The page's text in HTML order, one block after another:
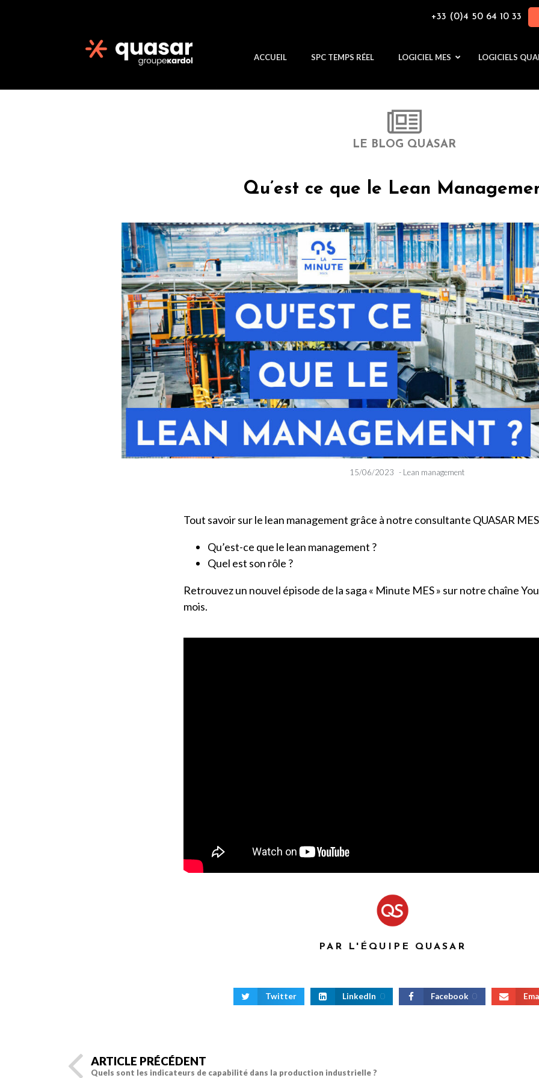
+33 (0)4 50 64 10 33
ACCUEIL SPC TEMPS RÉEL LOGICIEL MES LOGICIELS
LE BLOG QUASAR
Qu’est ce que le Lean
15/06/2023 - Lean management
Tout savoir sur le lean management grâce à notre consultante QUASAR
Qu’est-ce que le lean management ?
Quel est son rôle ?
Retrouvez un nouvel épisode de la saga « Minute MES » sur notre chaîne
mois.
PAR L'ÉQUIPE QUASAR
Twitter LinkedIn 0 Facebook 0
ARTICLE PRÉCÉDENT
Quels sont les indicateurs de capabilité dans la production industrielle ?